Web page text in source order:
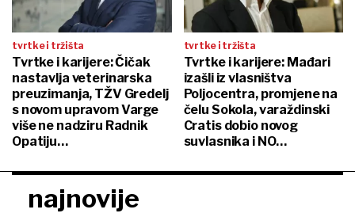
tvrtke i tržišta
Tvrtke i karijere: Čičak
nastavlja veterinarska
preuzimanja, TŽV Gredelj
s novom upravom Varge
više ne nadziru Radnik
Opatiju…
tvrtke i tržišta
Tvrtke i karijere: Mađari
izašli iz vlasništva
Poljocentra, promjene na
čelu Sokola, varaždinski
Cratis dobio novog
suvlasnika i NO…
najnovije